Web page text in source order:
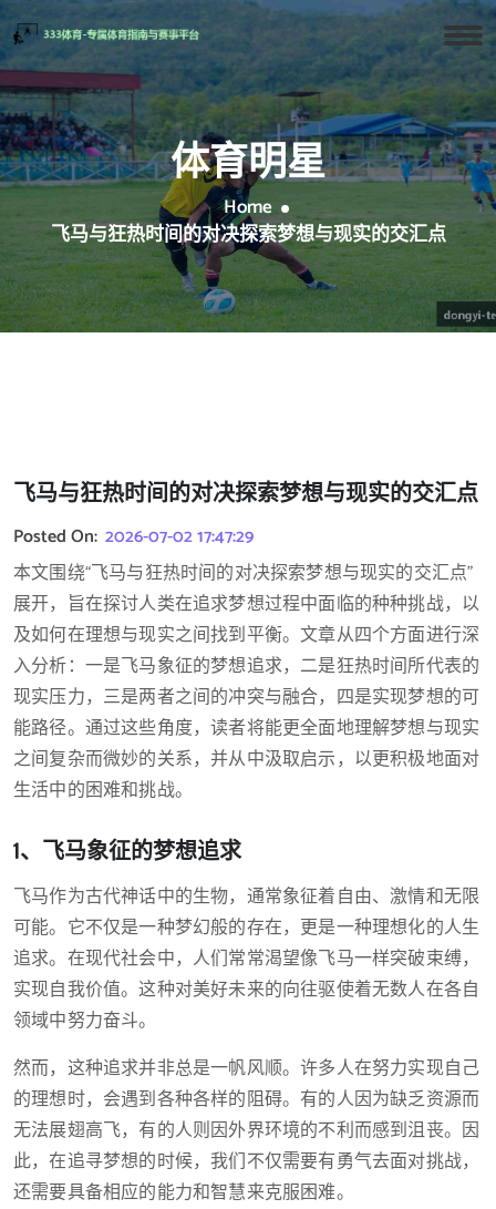
体育明星
Home
飞马与狂热时间的对决探索梦想与现实的交汇点
飞马与狂热时间的对决探索梦想与现实的交汇点
Posted On: 2026-07-02 17:47:29
本文围绕“飞马与狂热时间的对决探索梦想与现实的交汇点”
展开，旨在探讨人类在追求梦想过程中面临的种种挑战，以
及如何在理想与现实之间找到平衡。文章从四个方面进行深
入分析：一是飞马象征的梦想追求，二是狂热时间所代表的
现实压力，三是两者之间的冲突与融合，四是实现梦想的可
能路径。通过这些角度，读者将能更全面地理解梦想与现实
之间复杂而微妙的关系，并从中汲取启示，以更积极地面对
生活中的困难和挑战。
1、飞马象征的梦想追求
飞马作为古代神话中的生物，通常象征着自由、激情和无限
可能。它不仅是一种梦幻般的存在，更是一种理想化的人生
追求。在现代社会中，人们常常渴望像飞马一样突破束缚，
实现自我价值。这种对美好未来的向往驱使着无数人在各自
领域中努力奋斗。
然而，这种追求并非总是一帆风顺。许多人在努力实现自己
的理想时，会遇到各种各样的阻碍。有的人因为缺乏资源而
无法展翅高飞，有的人则因外界环境的不利而感到沮丧。因
此，在追寻梦想的时候，我们不仅需要有勇气去面对挑战，
还需要具备相应的能力和智慧来克服困难。